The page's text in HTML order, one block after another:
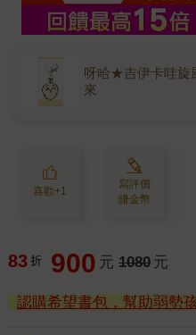
呀哈★吉伊卡哇旋
來
喜歡+1
寫評價
賺金幣
83 折 900 元 1080 元
認購希望書包，幫助弱勢